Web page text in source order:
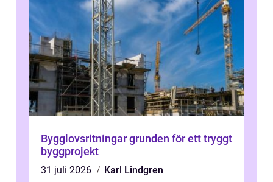
Bygglovsritningar grunden för ett tryggt
byggprojekt
31 juli 2026
Karl Lindgren